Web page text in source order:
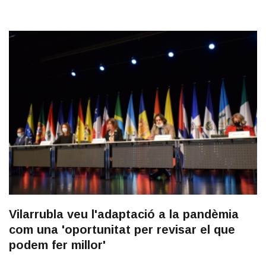
Vilarrubla veu l'adaptació a la pandèmia
com una 'oportunitat per revisar el que
podem fer millor'